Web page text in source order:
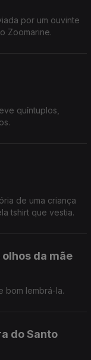
por um ouvinte
Zoomarine.
quíntuplos,
de uma criança
tshirt que vestia.
da mãe
bom lembrá-la.
do Santo